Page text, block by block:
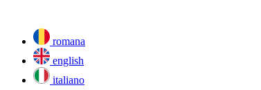
romana
english
italiano